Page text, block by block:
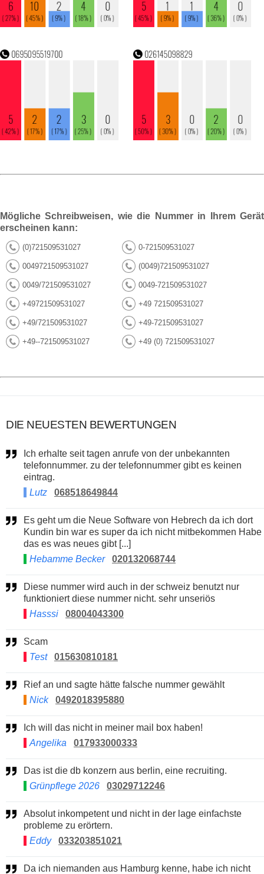
Mögliche Schreibweisen, wie die Nummer in Ihrem Gerät
erscheinen kann:
(0)721509531027 0-721509531027
0049721509531027 (0049)721509531027
0049/721509531027 0049-721509531027
+49721509531027 +49 721509531027
+49/721509531027 +49-721509531027
+49--721509531027 +49 (0) 721509531027
DIE NEUESTEN BEWERTUNGEN
telefonnummer. zu der telefonnummer gibt es keinen
eintrag.
Lutz
068518649844
Es geht um die Neue Software von Hebrech da ich dort
Kundin bin war es super da ich nicht mitbekommen Habe
das es was neues gibt [...]
Hebamme Becker
020132068744
Diese nummer wird auch in der schweiz benutzt nur
funktioniert diese nummer nicht. sehr unseriös
Hasssi
08004043300
Scam
Test
015630810181
Rief an und sagte hätte falsche nummer gewählt
Nick
0492018395880
Ich will das nicht in meiner mail box haben!
Angelika
017933000333
Das ist die db konzern aus berlin, eine recruiting.
Grünpflege 2026
03029712246
Absolut inkompetent und nicht in der lage einfachste
probleme zu erörtern.
Eddy
033203851021
Da ich niemanden aus Hamburg kenne, habe ich nicht